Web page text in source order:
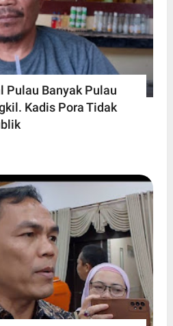
Pulau Banyak Pulau
Kadis Pora Tidak